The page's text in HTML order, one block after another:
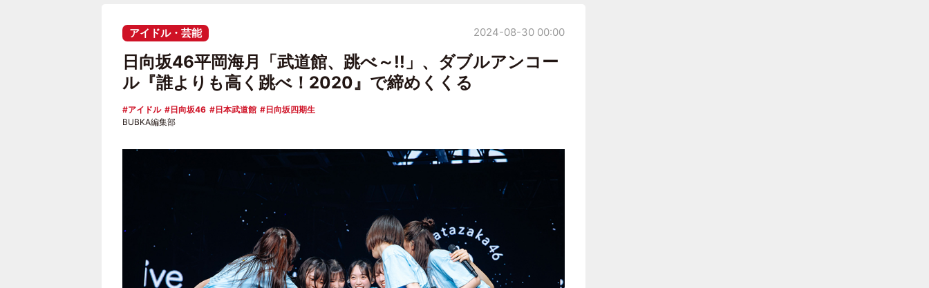
アイドル・芸能 2024-08-30 00:00
日向坂46平岡海月「武道館、跳べ～!!」、ダブルアンコー
ル『誰よりも高く跳べ！2020』で締めくくる
アイドル 日向坂46 日本武道館
日向坂四期生
BUBKA編集部